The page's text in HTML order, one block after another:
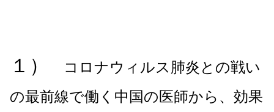
１）
コロナウィルス肺炎との戦い
の最前線で働く中国の医師から、効果